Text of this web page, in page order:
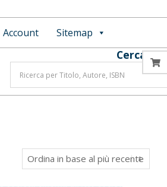
Account Sitemap
Cerca